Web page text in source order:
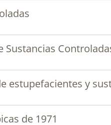
Sustancias
estupefacientes y
de 1971